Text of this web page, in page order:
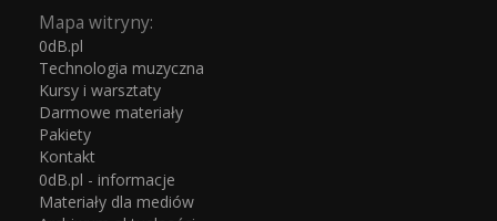
Mapa witryny:
0dB.pl
Technologia muzyczna
Kursy i warsztaty
Darmowe materiały
Pakiety
Kontakt
0dB.pl - informacje
Materiały dla mediów